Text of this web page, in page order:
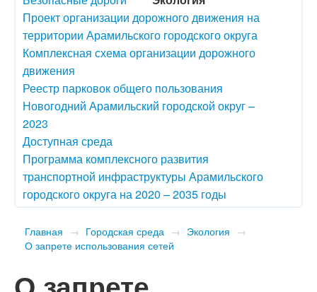
Проект организации дорожного движения на
территории Арамильского городского округа
Комплексная схема организации дорожного
движения
Реестр парковок общего пользования
Новогодний Арамильский городской округ –
2023
Доступная среда
Программа комплексного развития
транспортной инфраструктуры Арамильского
городского округа на 2020 – 2035 годы
Главная → Городская среда → Экология →
О запрете использования сетей